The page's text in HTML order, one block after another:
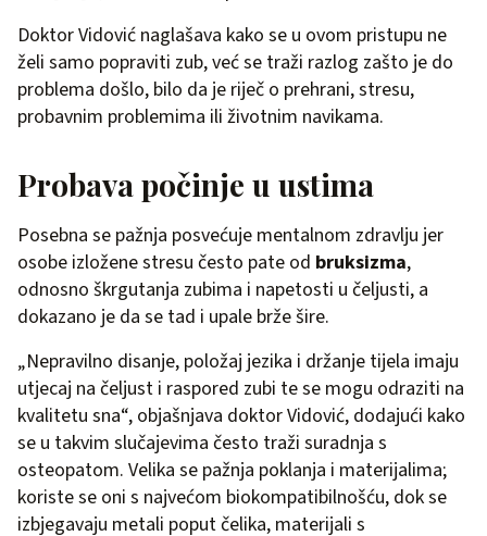
Doktor Vidović naglašava kako se u ovom pristupu ne
želi samo popraviti zub, već se traži razlog zašto je do
problema došlo, bilo da je riječ o prehrani, stresu,
probavnim problemima ili životnim navikama.
Probava počinje u ustima
Posebna se pažnja posvećuje mentalnom zdravlju jer
osobe izložene stresu često pate od bruksizma,
odnosno škrgutanja zubima i napetosti u čeljusti, a
dokazano je da se tad i upale brže šire.
„Nepravilno disanje, položaj jezika i držanje tijela imaju
utjecaj na čeljust i raspored zubi te se mogu odraziti na
kvalitetu sna“, objašnjava doktor Vidović, dodajući kako
se u takvim slučajevima često traži suradnja s
osteopatom. Velika se pažnja poklanja i materijalima;
koriste se oni s najvećom biokompatibilnošću, dok se
izbjegavaju metali poput čelika, materijali s